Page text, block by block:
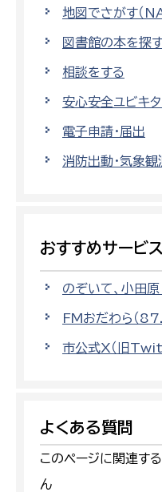
地図でさがす（
図書館の本を探
相談をする
安心安全ユビキ
電子申請・届出
消防出動・気象観
おすすめサービス
のぞいて、小
FMおだわら（
市公式X（旧
よくある質問
このページに関連する
ん